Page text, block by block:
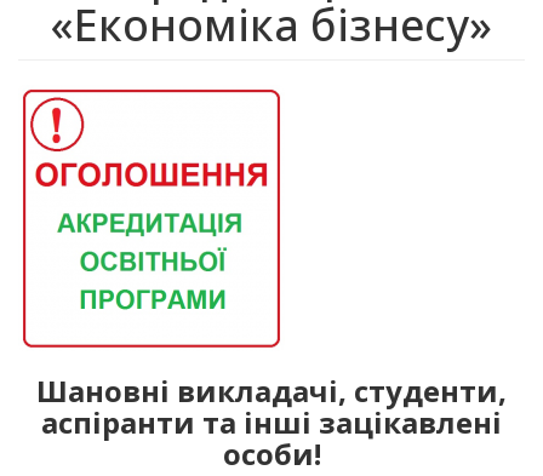
«Економіка бізнесу»
Шановні викладачі, студенти,
аспіранти та інші зацікавлені
особи!